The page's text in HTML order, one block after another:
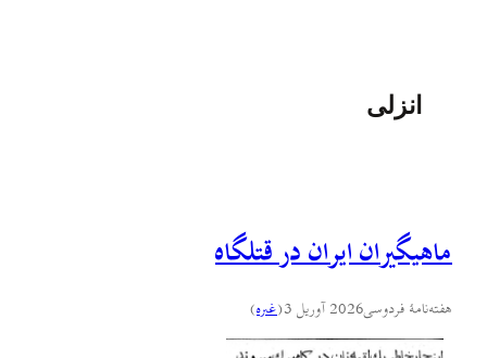
انزلی
ماهیگیران ايران در قتلگاه
هفته‌نامهٔ فردوسی2026 آوریل 3 (غىره)